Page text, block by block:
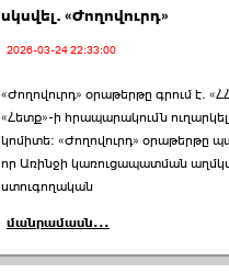
սկսվել. «Ժողովուրդ»
2026-03-24 22:33:00
«Ժողովուրդ» օրաթերթը գրում է.
«Հետք»-ի հրապարակումն
կոմիտե։ «Ժողովուրդ» օրաթերթը
որ Առինջի կառուցապատման
ստուգողական
մանրամասն...